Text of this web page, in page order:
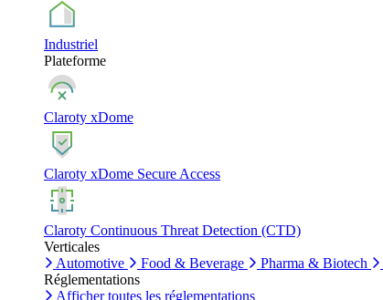
Industriel
Plateforme
Claroty xDome
Claroty xDome Secure Access
Claroty Continuous Threat Detection (CTD)
Verticales
Automotive
Food & Beverage Pharma & Biotech
Réglementations
Afficher toutes les réglementations